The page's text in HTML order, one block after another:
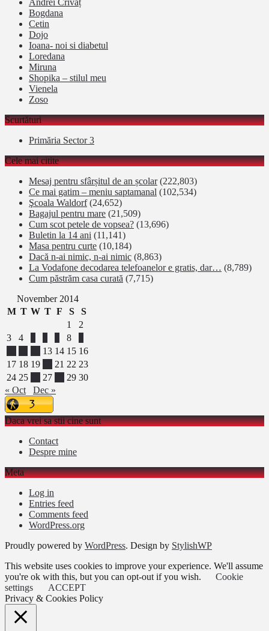
Andrei Crivăț
Bogdana
Cetin
Dojo
Ioana- noi si diabetul
Loredana
Miruna
Shopika – stilul meu
Vienela
Zoso
Scurtături
Primăria Sector 3
Cele mai citite
Mesaj pentru sfârșitul de an școlar (222,803)
Ce mai gatim – meniu saptamanal (102,534)
Şcoala Waldorf (24,652)
Bagajul pentru mare (21,509)
Cum scot petele de vopsea? (13,696)
Buletin la 14 ani (11,141)
Masa pentru curte (10,184)
Dacă n-ai nimic, n-ai nimic (8,863)
La Vodafone decodarea telefoanelor e gratis, dar… (8,789)
Cum păstrăm casa curată (7,715)
November 2014
M T W T F S
S
1
2
3
4 8
13 14 15 16
17 18 19 21 22 23
24 25 27 29 30
« Oct
Dec »
Daca vrei sa stii cine sunt
Contact
Despre mine
Meta
Log in
Entries feed
Comments feed
WordPress.org
Proudly powered by WordPress. Design by StylishWP
This website uses cookies to improve your experience. We'll assume
you're ok with this, but you can opt-out if you wish.
Cookie
settings
ACCEPT
Privacy & Cookies Policy